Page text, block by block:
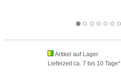
Artikel auf Lager
Lieferzeit ca. 7 bis 10 Tage*